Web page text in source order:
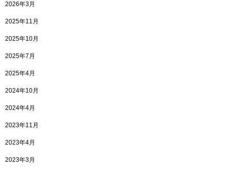
2026年3月
2025年11月
2025年10月
2025年7月
2025年4月
2024年10月
2024年4月
2023年11月
2023年4月
2023年3月